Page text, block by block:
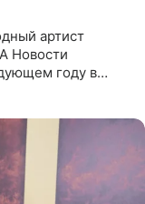
артист
Новости
году в